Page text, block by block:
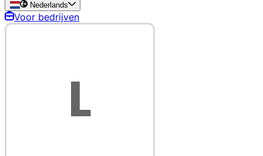
Nederlands
Voor bedrijven